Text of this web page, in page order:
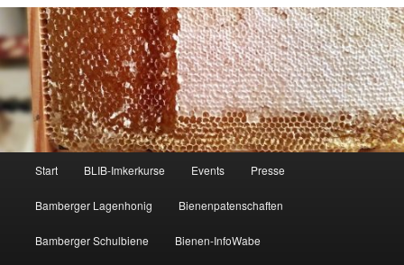
Start BLIB-Imkerkurse Events Presse
Bamberger Lagenhonig Bienenpatenschaften
Bamberger Schulbiene Bienen-InfoWabe